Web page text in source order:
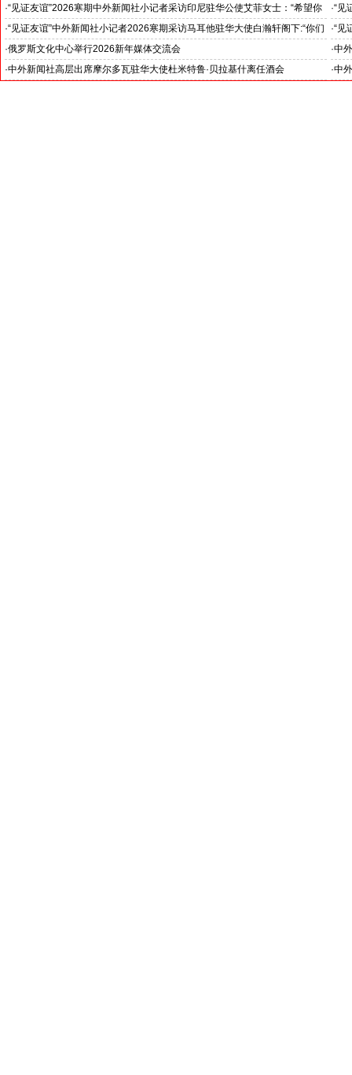
官)”
下：“希望斯中两国青少年成为推动中斯关系开启新篇章”
十
·“见证友谊”2026寒期中外新闻社小记者采访印尼驻华公使艾菲女士：“希望你
们将来成为印尼和中国文化交流的使者”
·“见
奥
·“见证友谊”中外新闻社小记者2026寒期采访马耳他驻华大使白瀚轩阁下:“你们
就是中国未来的新闻发言人”
·“见
罗斯
·俄罗斯文化中心举行2026新年媒体交流会 ·中
·中外新闻社高层出席摩尔多瓦驻华大使杜米特鲁·贝拉基什离任酒会 ·中